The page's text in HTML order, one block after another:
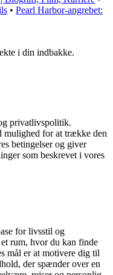
• Pearl Harbor-angrebet:
i din indbakke.
privatlivspolitik.
for at trække den
betingelser og giver
som beskrevet i vores
for livsstil og
rum, hvor du kan finde
mål er at motivere dig til
der spænder over en